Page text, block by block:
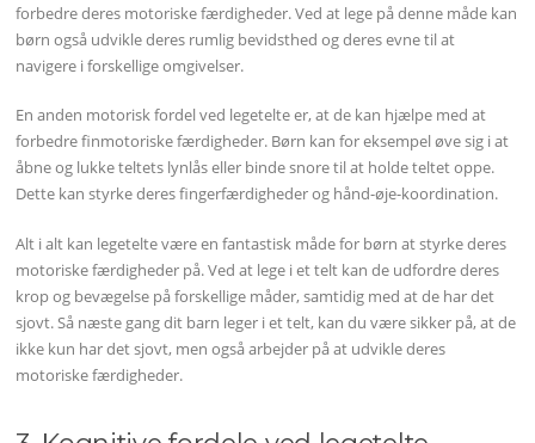
forbedre deres motoriske færdigheder. Ved at lege på denne måde kan
børn også udvikle deres rumlig bevidsthed og deres evne til at
navigere i forskellige omgivelser.
En anden motorisk fordel ved legetelte er, at de kan hjælpe med at
forbedre finmotoriske færdigheder. Børn kan for eksempel øve sig i at
åbne og lukke teltets lynlås eller binde snore til at holde teltet oppe.
Dette kan styrke deres fingerfærdigheder og hånd-øje-koordination.
Alt i alt kan legetelte være en fantastisk måde for børn at styrke deres
motoriske færdigheder på. Ved at lege i et telt kan de udfordre deres
krop og bevægelse på forskellige måder, samtidig med at de har det
sjovt. Så næste gang dit barn leger i et telt, kan du være sikker på, at de
ikke kun har det sjovt, men også arbejder på at udvikle deres
motoriske færdigheder.